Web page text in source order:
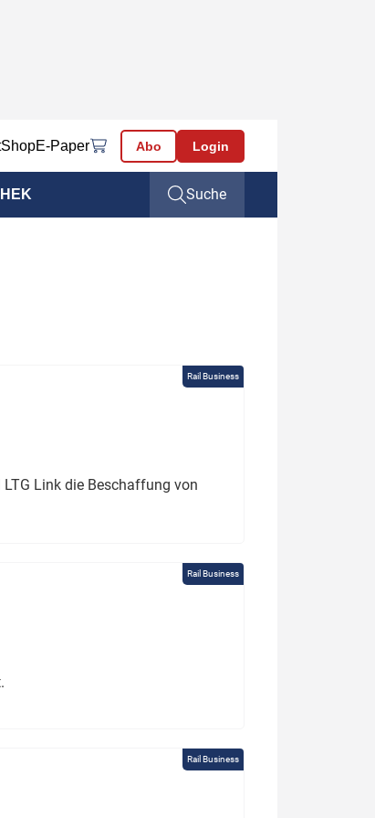
ShopE-Paper Abo Login
Suche
Rail Business
Link die Beschaffung von
Rail Business
Rail Business